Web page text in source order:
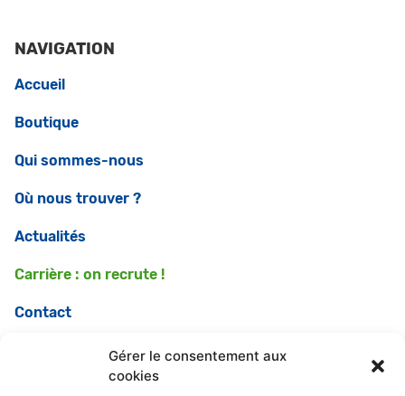
Gérer le consentement aux
cookies
NAVIGATION
Accueil
Boutique
Qui sommes-nous
Où nous trouver ?
Actualités
Carrière : on recrute !
Contact
COMMANDEZ